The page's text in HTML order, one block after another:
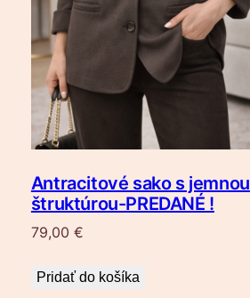
Antracitové sako s jemnou
štruktúrou-PREDANÉ !
79,00 €
Pridať do košíka